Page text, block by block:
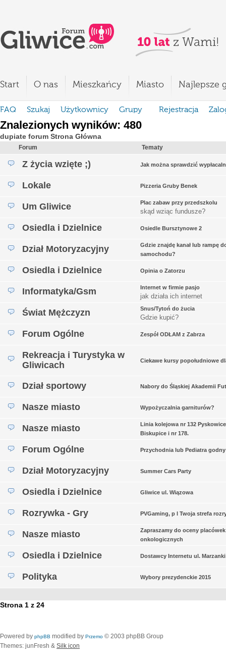
Start O nas Mieszkańcy Miasto Najlepsze
FAQ Szukaj Użytkownicy Grupy Rejestracja
Znalezionych wyników: 480
dupiate forum Strona Główna
Forum Tematy
Z życia wzięte ;) Jak można sprawdzić
Lokale Pizzeria Gruby Benek
Um Gliwice Plac zabaw przy przedszkolu
skąd wziąc fundusze?
Osiedla i Dzielnice Osiedle Bursztynowe 2
Dział Motoryzacyjny
Gdzie znajdę kanał lub rampę
samochodu?
Osiedla i Dzielnice Opinia o Zatorzu
Informatyka/Gsm Internet w firmie pasjo
jak działa ich internet
Świat Mężczyzn Snus/Tytoń do żucia
Gdzie kupić?
Forum Ogólne Zespół ODŁAM z Zabrza
Rekreacja i Turystyka w
Gliwicach
Ciekawe kursy popołudniowe
Dział sportowy Nabory do Śląskiej Akademii
Nasze miasto Wypożyczalnia garniturów?
Nasze miasto
Linia kolejowa nr 132
Biskupice i nr 178.
Forum Ogólne Przychodnia lub Pediatra
Dział Motoryzacyjny Summer Cars Party
Osiedla i Dzielnice Gliwice ul. Wiązowa
Rozrywka - Gry PVGaming, p l Twoja strefa
Nasze miasto
Zapraszamy do oceny placówek
onkologicznych
Osiedla i Dzielnice Dostawcy Internetu ul. Marzanki
Polityka Wybory prezydenckie 2015
Strona 1 z 24
Powered by phpBB modified by Przemo © 2003 phpBB Group
Themes: junFresh & Silk icon